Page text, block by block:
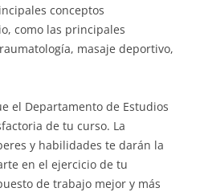
conceptos
como las principales
masaje deportivo,
el Departamento de Estudios
de tu curso. La
y habilidades te darán la
en el ejercicio de tu
de trabajo mejor y más